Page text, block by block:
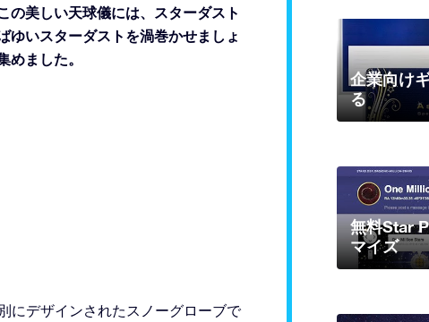
の美しい天球儀には、スターダスト
ゆいスターダストを渦巻かせましょ
ました。
にデザインされたスノーグローブで
企業向け
る
無料Star
マイズ